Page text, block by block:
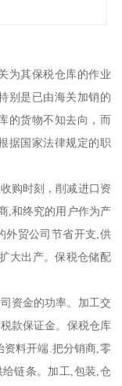
为其保税仓库的作业
别是已由海关加销的
的货物不知去向，而
据国家法律规定的职
购时刻，削减进口资
,和终究的用户作为产
外贸公司节省开支,供
大出产。保税仓储配
资金的功率。加工交
款保证金。保税仓库
资料开端.把分销商,零
链条。加工,包装,仓